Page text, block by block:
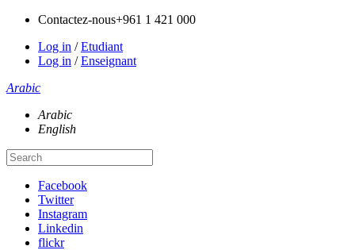
Contactez-nous+961 1 421 000
Log in /Etudiant
Log in /Enseignant
Arabic
Arabic
English
Facebook
Twitter
Instagram
Linkedin
flickr